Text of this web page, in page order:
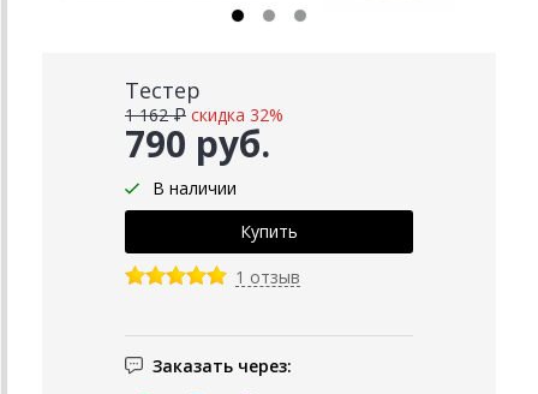
Тестер
790 руб.
1 162 ₽ скидка 32%
В наличии
1 отзыв
Заказать через: